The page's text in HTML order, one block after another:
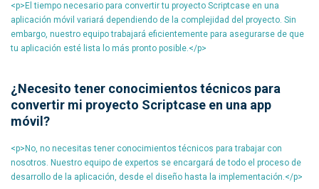
<p>El tiempo necesario para convertir tu proyecto Scriptcase en una
aplicación móvil variará dependiendo de la complejidad del proyecto. Sin
embargo, nuestro equipo trabajará eficientemente para asegurarse de que
tu aplicación esté lista lo más pronto posible.</p>
¿Necesito tener conocimientos técnicos para
convertir mi proyecto Scriptcase en una app
móvil?
<p>No, no necesitas tener conocimientos técnicos para trabajar con
nosotros. Nuestro equipo de expertos se encargará de todo el proceso de
desarrollo de la aplicación, desde el diseño hasta la implementación.</p>